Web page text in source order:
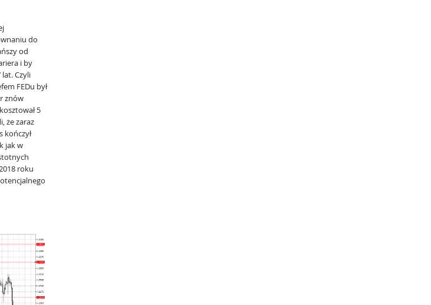
do
od
i by
Czyli
FEDu był
znów
5
że zaraz
kończył
jak w
roku